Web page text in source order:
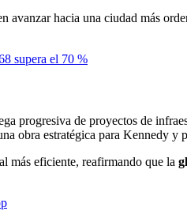
hacia una ciudad más
supera el 70 %
progresiva de proyectos de
obra estratégica para Kennedy y
más eficiente, reafirmando que la